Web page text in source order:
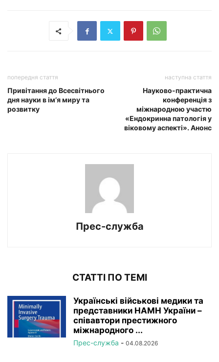
попередня стаття
Привітання до Всесвітнього
дня науки в ім’я миру та
розвитку
наступна стаття
Науково-практична
конференція з
міжнародною участю
«Ендокринна патологія у
віковому аспекті». Анонс
Прес-служба
СТАТТІ ПО ТЕМІ
Українські військові медики та
представники НАМН України –
співавтори престижного
міжнародного ...
Прес-служба - 04.08.2026